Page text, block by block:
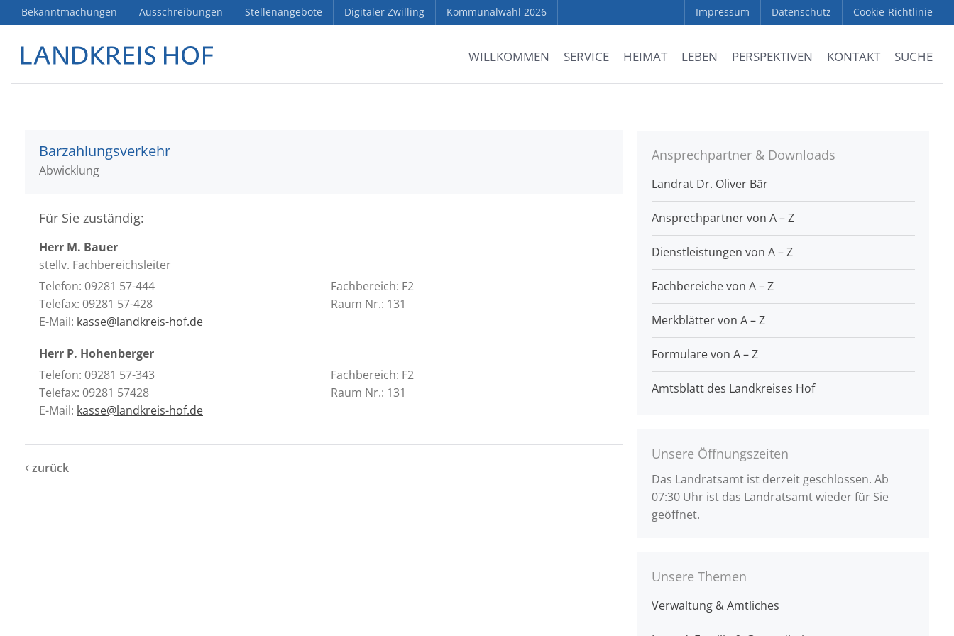
Bekanntmachungen Ausschreibungen Stellenangebote Digitaler Zwilling Kommunalwahl 2026 Impressum Datenschutz Cookie-Richtlinie
WILLKOMMEN SERVICE HEIMAT LEBEN PERSPEKTIVEN KONTAKT SUCHE
Barzahlungsverkehr
Abwicklung
Für Sie zuständig:
Herr M. Bauer
stellv. Fachbereichsleiter
Telefon: 09281 57-444
Telefax: 09281 57-428
E-Mail: kasse@landkreis-hof.de
Fachbereich: F2
Raum Nr.: 131
Herr P. Hohenberger
Telefon: 09281 57-343
Telefax: 09281 57428
E-Mail: kasse@landkreis-hof.de
Fachbereich: F2
Raum Nr.: 131
zurück
Ansprechpartner & Downloads
Landrat Dr. Oliver Bär
Ansprechpartner von A – Z
Dienstleistungen von A – Z
Fachbereiche von A – Z
Merkblätter von A – Z
Formulare von A – Z
Amtsblatt des Landkreises Hof
Unsere Öffnungszeiten
Das Landratsamt ist derzeit geschlossen. Ab
07:30 Uhr ist das Landratsamt wieder für Sie
geöffnet.
Unsere Themen
Verwaltung & Amtliches